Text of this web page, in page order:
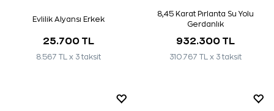
Evlilik Alyansı Erkek
25.700 TL
8.567 TL x 3 taksit
8,45 Karat Pırlanta Su Yolu
Gerdanlık
932.300 TL
310.767 TL x 3 taksit